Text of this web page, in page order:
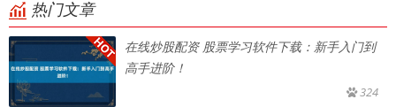
热门文章
在线炒股配资 股票学习软件下载：新手入门到
高手进阶！
324